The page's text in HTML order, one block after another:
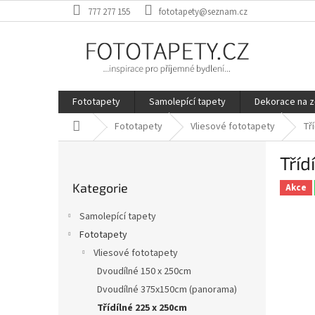
na
777 277 155 fototapety@seznam.cz
Fototapety Samolepící tapety Dekorace na
Domů Fototapety Vliesové fototapety
kategorie
Kategorie
Samolepící tapety
Fototapety
Vliesové fototapety
Dvoudílné 150 x 250cm
Dvoudílné 375x150cm (panorama)
Třídílné 225 x 250cm
Akce